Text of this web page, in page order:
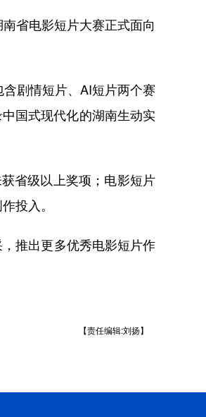
省电影短片大赛正式面向
剧情短片、AI短片两个赛
国式现代化的湖南生动实
省级以上奖项；电影短片
投入。
推出更多优秀电影短片作
【责任编辑:刘扬】